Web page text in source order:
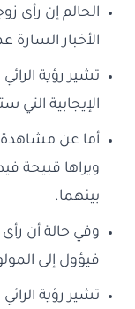
الحالم إن رأى
الأخبار السارة
تشير رؤية
الإيجابية التي
أما عن مشاهدة
ويراها قبيحة
بينهما.
وفي حالة أن
فيؤول إلى
تشير رؤية